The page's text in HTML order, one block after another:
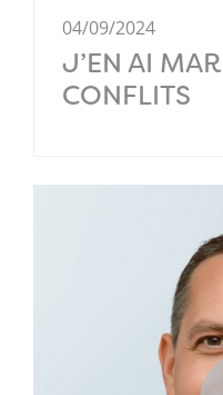
04/09/2024
J’EN AI
CONFLITS